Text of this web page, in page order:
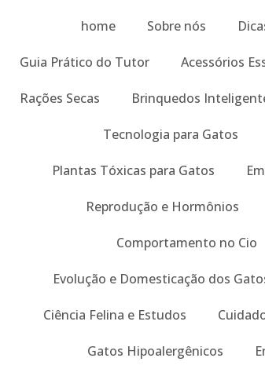
home Sobre nós
Guia Prático do Tutor Acessórios
Rações Secas Brinquedos
Tecnologia para Gatos
Plantas Tóxicas para Gatos
Reprodução e Hormônios
Comportamento no Cio
Evolução e Domesticação dos
Ciência Felina e Estudos
Gatos Hipoalergênicos